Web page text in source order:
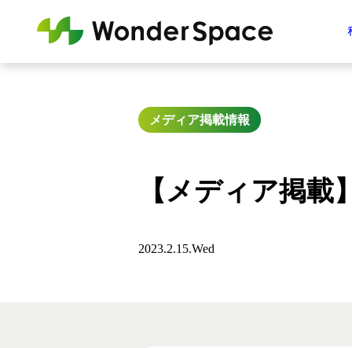
メディア掲載情報
【メディア掲
2023.2.15.Wed